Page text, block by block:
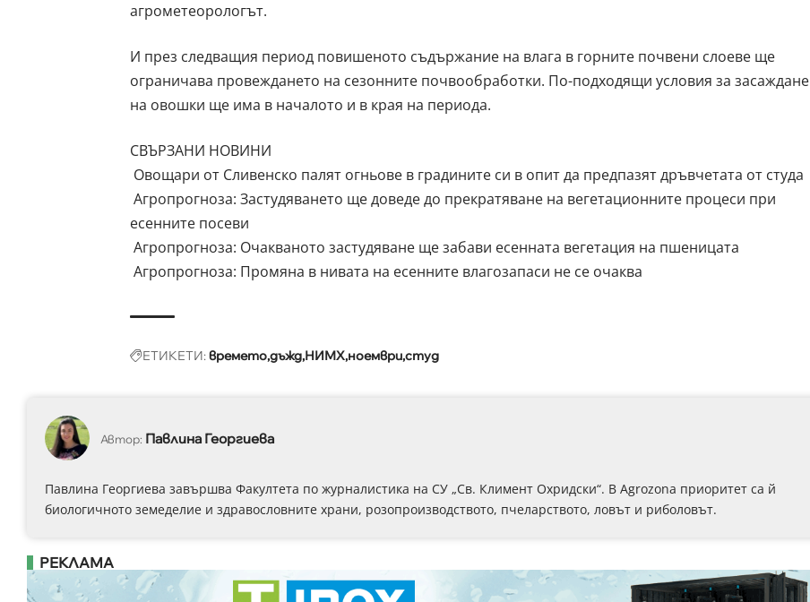
агрометеорологът.
И през следващия период повишеното съдържание на влага в горните почвени слоеве ще
ограничава провеждането на сезонните почвообработки. По-подходящи условия за засаждане
на овошки ще има в началото и в края на периода.
СВЪРЗАНИ НОВИНИ
Овощари от Сливенско палят огньове в градините си в опит да предпазят дръвчетата от студа
Агропрогноза: Застудяването ще доведе до прекратяване на вегетационните процеси при
есенните посеви
Агропрогноза: Очакваното застудяване ще забави есенната вегетация на пшеницата
Агропрогноза: Промяна в нивата на есенните влагозапаси не се очаква
ЕТИКЕТИ:времетодъждНИМХноемвристуд
Автор: Павлина Георгиева
Павлина Георгиева завършва Факултета по журналистика на СУ „Св. Климент Охридски“. В Аgrozona приоритет са й
биологичното земеделие и здравословните храни, розопроизводството, пчеларството, ловът и риболовът.
РЕКЛАМА